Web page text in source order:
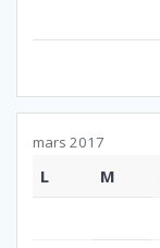
mars 2017
L M